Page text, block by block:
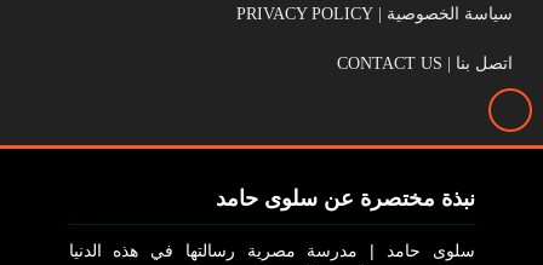
سياسة الخصوصية | PRIVACY POLICY
اتصل بنا | CONTACT US
نبذة مختصرة عن سلوى حامد
سلوى حامد | مدرسة مصرية رسالتها في هذه الدنيا